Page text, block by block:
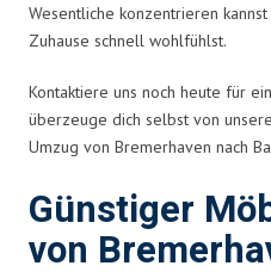
Wesentliche konzentrieren
Zuhause schnell wohlfühlst.
Kontaktiere uns noch heute für
überzeuge dich selbst von
Umzug von Bremerhaven nach
Günstiger
von